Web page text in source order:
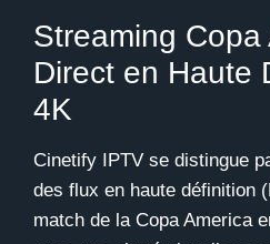
Streaming Copa
Direct en Haute
4K
Cinetify IPTV se distingue
des flux en haute définition
match de la Copa America